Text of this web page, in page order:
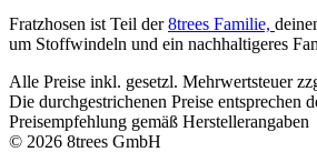
Fratzhosen ist Teil der8trees Familie,
um Stoffwindeln und ein nachhaltigeres
Alle Preise inkl. gesetzl. Mehrwertsteuer
Die durchgestrichenen Preise entsprechen
Preisempfehlung gemäß Herstellerangaben
© 2026 8trees GmbH